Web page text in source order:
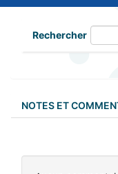
Rechercher
NOTES ET